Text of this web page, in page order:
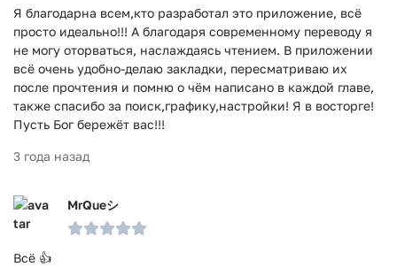
Я благодарна всем,кто разработал это приложение, всё
просто идеально!!! А благодаря современному переводу я
не могу оторваться, наслаждаясь чтением. В приложении
всё очень удобно-делаю закладки, пересматриваю их
после прочтения и помню о чём написано в каждой главе,
также спасибо за поиск,графику,настройки! Я в восторге!
Пусть Бог бережёт вас!!!
3 года назад
MrQueシ
Всё 👍